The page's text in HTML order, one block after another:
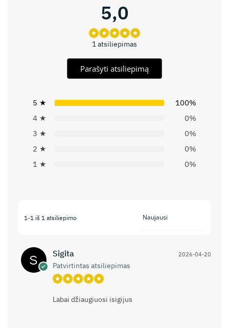
5,0
1 atsiliepimas
Parašyti atsiliepimą
5 ★
100%
4 ★
0%
3 ★
0%
2 ★
0%
1 ★
0%
1-1 iš 1 atsiliepimo
Sigita
Patvirtintas atsiliepimas
2026-04-20
Labai džiaugiuosi isigijus